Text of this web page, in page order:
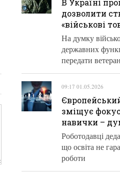
В Україні
дозволити
«військові
На думку
державних
передати
09:17 01.05.2026
зміщує
навички –
Роботодавці
що освіта не
роботи